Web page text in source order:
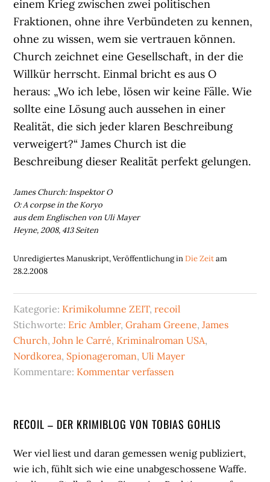
einem Krieg zwischen zwei politischen
Fraktionen, ohne ihre Verbündeten zu kennen,
ohne zu wissen, wem sie vertrauen können.
Church zeichnet eine Gesellschaft, in der die
Willkür herrscht. Einmal bricht es aus O
heraus: „Wo ich lebe, lösen wir keine Fälle. Wie
sollte eine Lösung auch aussehen in einer
Realität, die sich jeder klaren Beschreibung
verweigert?“ James Church ist die
Beschreibung dieser Realität perfekt gelungen.
James Church: Inspektor O
O: A corpse in the Koryo
aus dem Englischen von Uli Mayer
Heyne, 2008, 413 Seiten
Unredigiertes Manuskript, Veröffentlichung inDie Zeitam
28.2.2008
Kategorie: Krimikolumne ZEIT,recoil
Stichworte: Eric Ambler,Graham Greene,James
Church,John le Carré, Kriminalroman USA,
Nordkorea, Spionageroman,Uli Mayer
Kommentare: Kommentar verfassen
Seitenspalte
RECOIL – DER KRIMIBLOG VON TOBIAS GOHLIS
Wer viel liest und daran gemessen wenig publiziert,
wie ich, fühlt sich wie eine unabgeschossene Waffe.